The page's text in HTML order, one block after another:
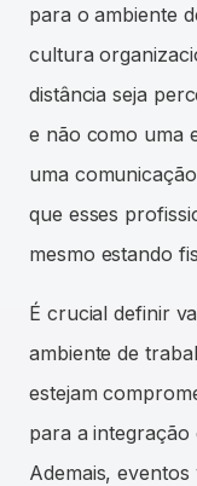
para o ambiente
cultura
distância seja
e não como uma
uma
que esses
mesmo estando
É crucial definir
ambiente de
estejam
para a integração
Ademais,